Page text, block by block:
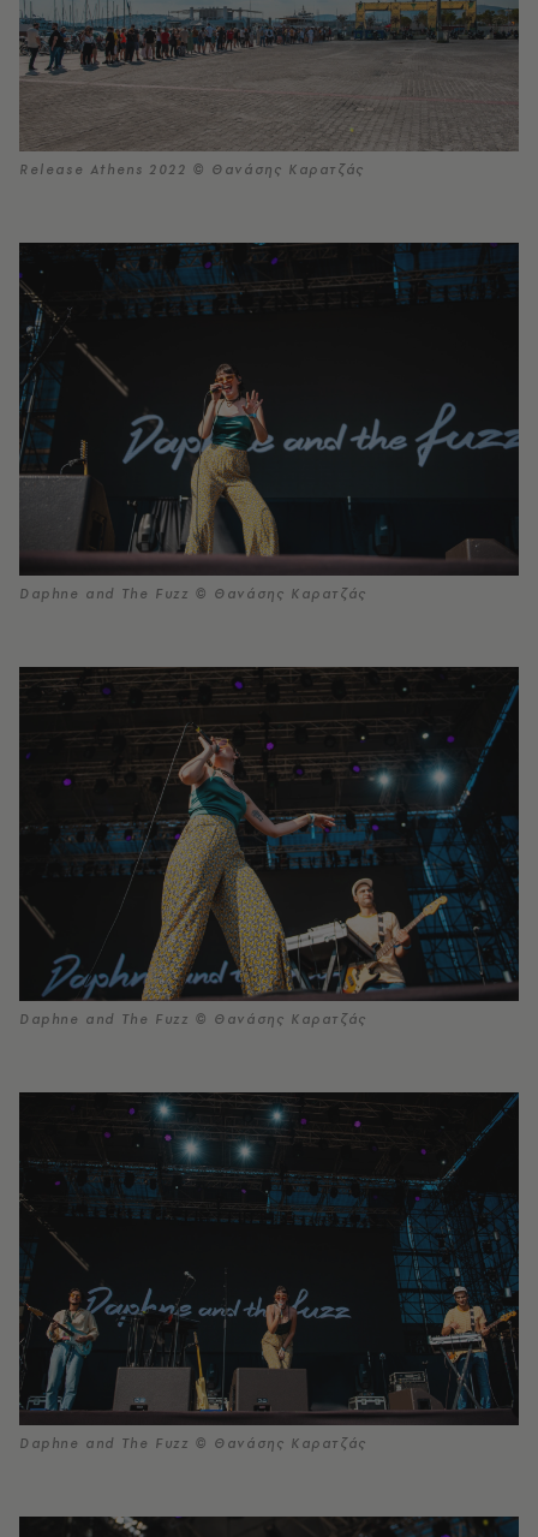
Release Athens 2022 © Θανάσης Καρατζάς
Daphne and The Fuzz © Θανάσης Καρατζάς
Daphne and The Fuzz © Θανάσης Καρατζάς
Daphne and The Fuzz © Θανάσης Καρατζάς